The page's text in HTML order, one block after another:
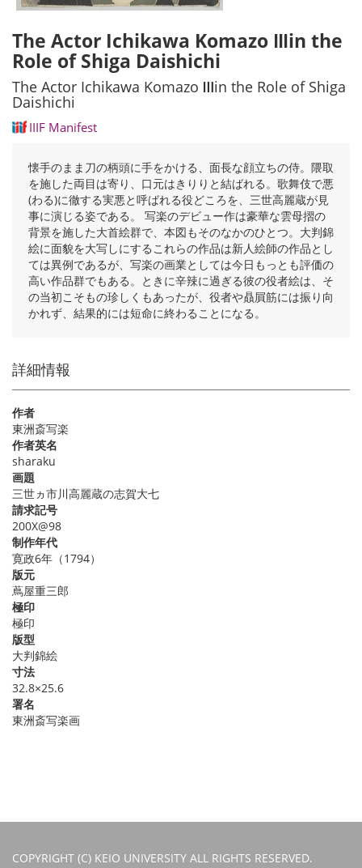
The Actor Ichikawa Komazo Ⅲin the
Role of Shiga Daishichi
The Actor Ichikawa Komazo Ⅲin the Role of Shiga
Daishichi
IIIF Manifest
懐手のまま刀の柄頭に手をかける、面長な顔立ちの侍。隈取
を施した両目は寄り、口元はきりりと結ばれる。歌舞伎で悪
(わる)に徹する実悪と呼ばれる役どころを、三世高麗蔵が見
事に演じる姿である。 写楽のデビュー作は豪華な雲母摺の
背景を施した大首絵群で、本図もそのなかのひとつ。大判錦
絵に面貌を大写しにするこれらの作品は新人絵師の作品とし
ては異例であるが、写楽の画業としては今日もっとも評価の
高い作品群でもある。ときに辛辣に過ぎる彼の役者絵は、そ
の当初こそもの珍しくもあったが、役者や贔屓筋には振り向
かれず、結果的には短命に終わることになる。
詳細情報
作者
東洲斎写楽
作者英名
sharaku
画題
三世ヵ市川高麗蔵の志賀大七
請求記号
200X@98
制作年代
寛政6年（1794）
版元
蔦屋重三郎
極印
極印
版型
大判錦絵
寸法
32.8×25.6
署名
東洲斎写楽画
COPYRIGHT (C) KEIO UNIVERSITY ALL RIGHTS RESERVED.